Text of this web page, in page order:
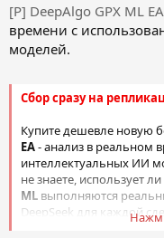
[P] DeepAlgo GPX ML
времени с
моделей.
Сбор сразу на
Купите дешевле новую
EA- анализ в реальном
интеллектуальных ИИ
не знаете, использует
ML выполняются
DeepSeek для каждой
API-панели в реальном